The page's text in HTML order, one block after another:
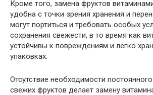
Кроме того, замена фруктов
удобна с точки зрения хранения и
могут портиться и требовать особых
сохранения свежести, в то время как
устойчивы к повреждениям и легко
упаковках.
Отсутствие необходимости
свежих фруктов делает замену